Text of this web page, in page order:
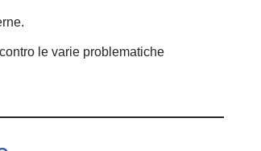
le varie problematiche